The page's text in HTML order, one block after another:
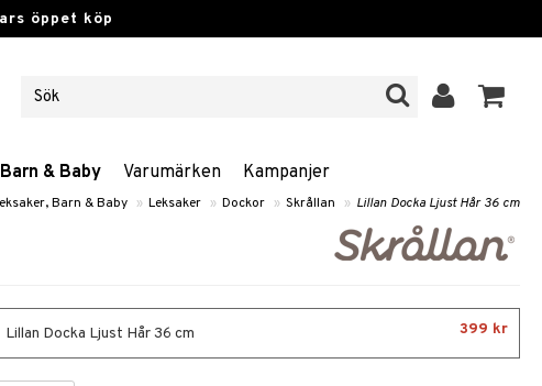
öppet köp
& Baby Varumärken Kampanjer
Barn & Baby » Leksaker » Dockor » Skrållan » Lillan Docka Ljust Hår 36 cm
Lillan Docka Ljust Hår 36 cm 399 kr